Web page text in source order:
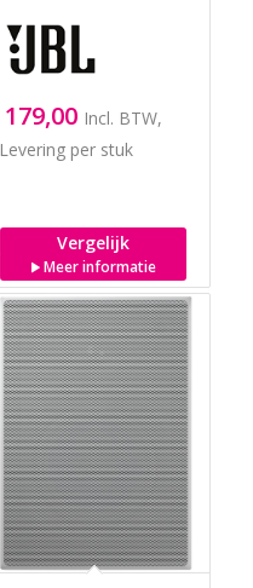
179,00 Incl. BTW,
Levering per stuk
Vergelijk
Meer informatie